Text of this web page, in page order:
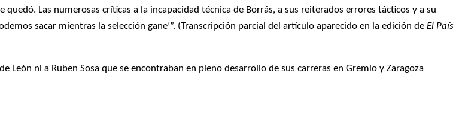
Las numerosas críticas a la incapacidad técnica de Borrás, a sus reiterados errores tácticos y a su
sacar mientras la selección gane’”. (Transcripción parcial del artículo aparecido en la edición de El País
ni a Ruben Sosa que se encontraban en pleno desarrollo de sus carreras en Gremio y Zaragoza